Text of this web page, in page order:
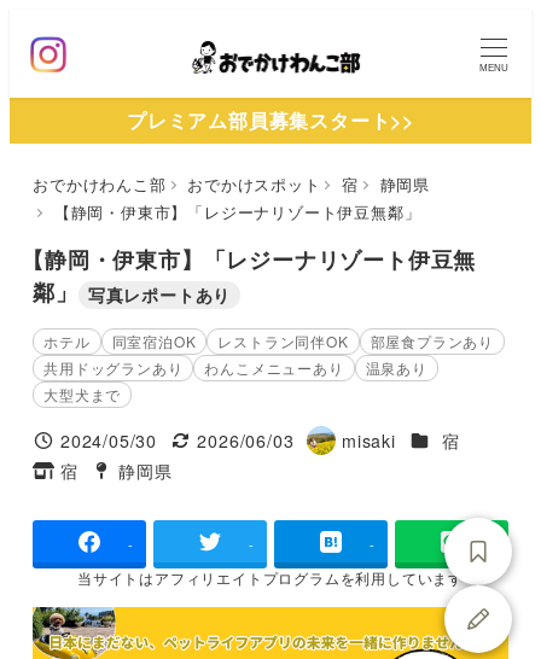
ン
MENU
プレミアム部員募集スタート>>
おでかけわんこ部 おでかけスポット 宿
静岡県
【静岡・伊東市】「レジーナリゾート伊豆無鄰」
【静岡・伊東市】「レジーナリゾート伊豆無
鄰」
写真レポートあり
ホテル 同室宿泊OK レストラン同伴OK
部屋食プランあり
共用ドッグランあり
わんこメニューあり
温泉あり
大型犬まで
投稿日
2024/05/30
更新日
2026/06/03
著
misaki 施設ジャンル
宿
タグ
宿
タグ
静岡県
- - -
当サイトはアフィリエイトプログラムを利用しています